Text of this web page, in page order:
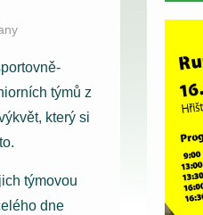
týmů z
který si
týmovou
dne